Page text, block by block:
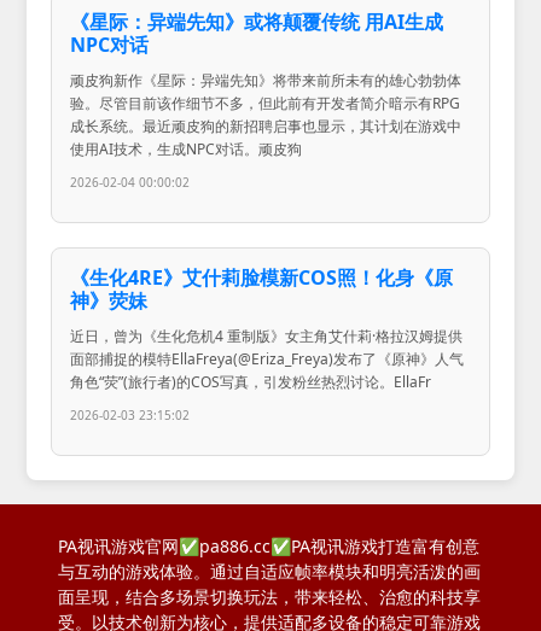
《星际：异端先知》或将颠覆传统 用AI生成
NPC对话
顽皮狗新作《星际：异端先知》将带来前所未有的雄心勃勃体
验。尽管目前该作细节不多，但此前有开发者简介暗示有RPG
成长系统。最近顽皮狗的新招聘启事也显示，其计划在游戏中
使用AI技术，生成NPC对话。顽皮狗
2026-02-04 00:00:02
《生化4RE》艾什莉脸模新COS照！化身《原
神》荧妹
近日，曾为《生化危机4 重制版》女主角艾什莉·格拉汉姆提供
面部捕捉的模特EllaFreya(@Eriza_Freya)发布了《原神》人气
角色“荧”(旅行者)的COS写真，引发粉丝热烈讨论。EllaFr
2026-02-03 23:15:02
PA视讯游戏官网✅pa886.cc✅PA视讯游戏打造富有创意
与互动的游戏体验。通过自适应帧率模块和明亮活泼的画
面呈现，结合多场景切换玩法，带来轻松、治愈的科技享
受。以技术创新为核心，提供适配多设备的稳定可靠游戏